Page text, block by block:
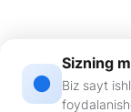
Sizning
Biz sayt